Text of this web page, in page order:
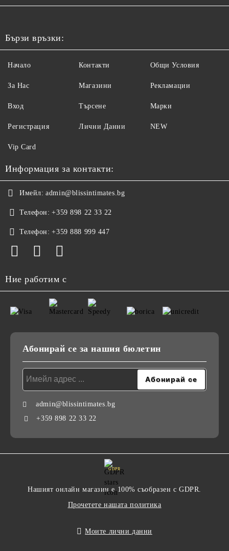
Бързи връзки:
Начало
За Нас
Вход
Регистрация
Контакти
Магазини
Търсене
Лични Данни
Общи Условия
Рекламации
Марки
NEW
Vip Card
Информация за контакти:
Имейл: admin@blissintimates.bg
Телефон: +359 898 22 33 22
Телефон: +359 888 999 447
Ние работим с
Абонирай се за нашия бюлетин
admin@blissintimates.bg
+359 898 22 33 22
GDPR
Нашият онлайн магазин е 100% съобразен с GDPR.
Прочетете нашата политика
Моите лични данни